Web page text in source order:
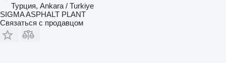
Турция, Ankara / Turkiye
SIGMA ASPHALT PLANT
Связаться с продавцом